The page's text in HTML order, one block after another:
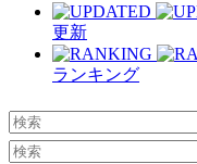
更新
ランキング